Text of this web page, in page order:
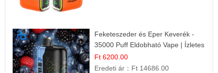
Feketeszeder és Eper Keverék -
35000 Puff Eldobható Vape | Ízletes
Gyümölcsökombináció!
Ft 6200.00
Eredeti ár： Ft 14686.00